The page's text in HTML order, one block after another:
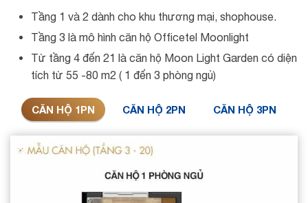
Tầng 1 và 2 dành cho khu thương mại, shophouse.
Tầng 3 là mô hình căn hộ Officetel Moonlight
Từ tầng 4 đến 21 là căn hộ Moon Light Garden có diện
tích từ 55 -80 m2 ( 1 đến 3 phòng ngủ)
CĂN HỘ 1PN CĂN HỘ 2PN CĂN HỘ 3PN